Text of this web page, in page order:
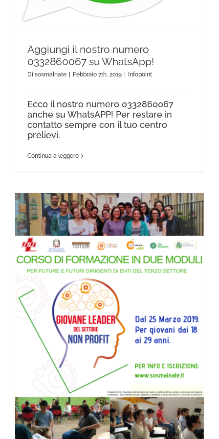
Aggiungi il nostro numero
0332860067 su WhatsApp!
Di sosmalnate Febbraio 7th, 2019 Infopoint
Ecco il nostro numero 0332860067
anche su WhatsAPP! Per restare in
contatto sempre con il tuo centro
prelievi.
Continua a leggere